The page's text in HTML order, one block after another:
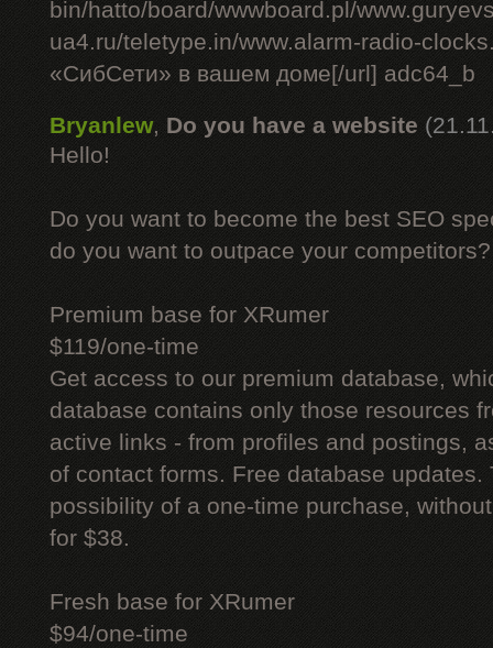
bin/hatto/board/wwwboard.pl/
ua4.ru/teletype.in/www.alarm-radio-
«СибСети» в вашем доме[/url] adc64_b
Bryanlew, Do you have a website
Hello!
Do you want to become the best SEO
do you want to outpace your competitors?
Premium base for XRumer
$119/one-time
Get access to our premium database,
database contains only those resources
active links - from profiles and postings,
of contact forms. Free database updates.
possibility of a one-time purchase,
for $38.
Fresh base for XRumer
$94/one-time